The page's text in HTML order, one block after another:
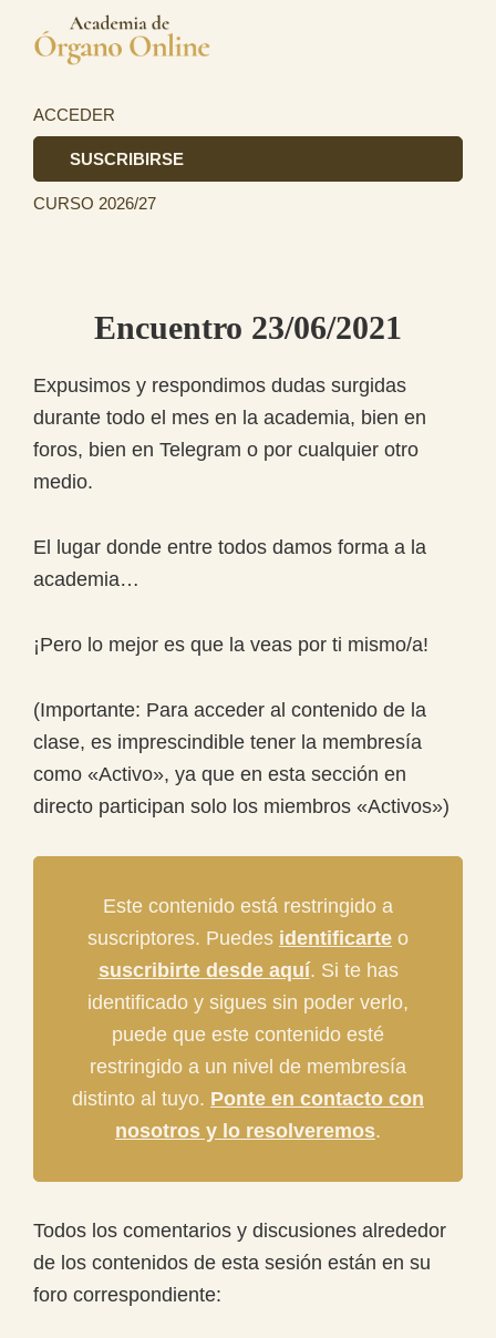
navegación
principal
principal
Órgano
primera
academia
de
Órgano
hispanohablante.
ACCEDER
SUSCRIBIRSE
CURSO 2026/27
Encuentro 23/06/2021
Expusimos y respondimos dudas surgidas
durante todo el mes en la academia, bien en
foros, bien en Telegram o por cualquier otro
medio.
El lugar donde entre todos damos forma a la
academia…
¡Pero lo mejor es que la veas por ti mismo/a!
(Importante: Para acceder al contenido de la
clase, es imprescindible tener la membresía
como «Activo», ya que en esta sección en
directo participan solo los miembros «Activos»)
Este contenido está restringido a
suscriptores. Puedes identificarte o
suscribirte desde aquí. Si te has
identificado y sigues sin poder verlo,
puede que este contenido esté
restringido a un nivel de membresía
distinto al tuyo. Ponte en contacto con
nosotros y lo resolveremos.
Todos los comentarios y discusiones alrededor
de los contenidos de esta sesión están en su
foro correspondiente: